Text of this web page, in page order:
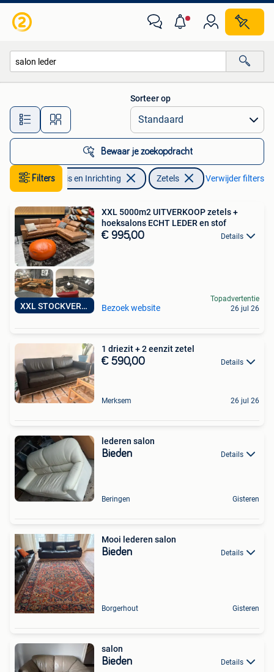
Alle afstanden…
Sorteer op
Bewaar je zoekopdracht
Filters Huis en Inrichting Zetels Verwijder filters
XXL STOCKVERKOOP
XXL 5000m2 UITVERKOOP zetels +
hoeksalons ECHT LEDER en stof
€ 995,00 Details
Bezoek website
Topadvertentie
26 jul 26
1 driezit + 2 eenzit zetel
€ 590,00 Details
Merksem 26 jul 26
lederen salon
Bieden Details
Beringen Gisteren
Mooi lederen salon
Bieden Details
Borgerhout Gisteren
salon
Bieden Details